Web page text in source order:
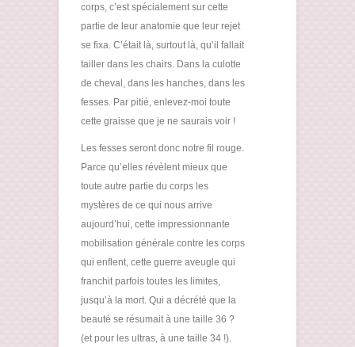
corps, c’est spécialement sur cette
partie de leur anatomie que leur rejet
se fixa. C’était là, surtout là, qu’il fallait
tailler dans les chairs. Dans la culotte
de cheval, dans les hanches, dans les
fesses. Par pitié, enlevez-moi toute
cette graisse que je ne saurais voir !
Les fesses seront donc notre fil rouge.
Parce qu’elles révèlent mieux que
toute autre partie du corps les
mystères de ce qui nous arrive
aujourd’hui, cette impressionnante
mobilisation générale contre les corps
qui enflent, cette guerre aveugle qui
franchit parfois toutes les limites,
jusqu’à la mort. Qui a décrété que la
beauté se résumait à une taille 36 ?
(et pour les ultras, à une taille 34 !).